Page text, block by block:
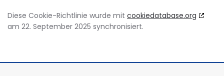
Diese Cookie-Richtlinie wurde mit cookiedatabase.org
am 22. September 2025 synchronisiert.